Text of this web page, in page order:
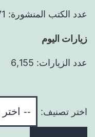
عدد الكتب المنشورة: 4271
زيارات اليوم
عدد الزيارات: 6,155
اختر تصنيف: